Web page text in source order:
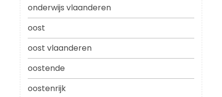
onderwijs vlaanderen
oost
oost vlaanderen
oostende
oostenrijk